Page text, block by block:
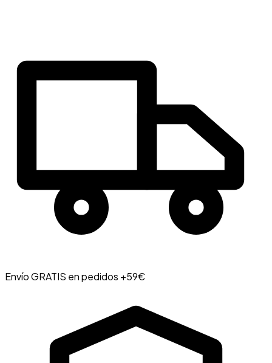
Envío GRATIS en pedidos +59€